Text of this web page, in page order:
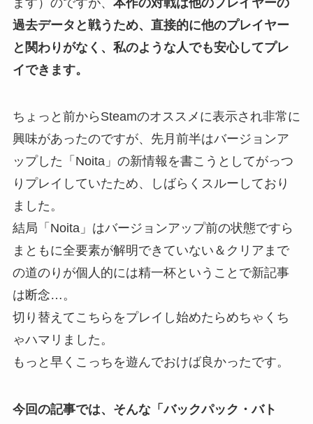
過去データと戦うため、直接的に他のプレイヤー
と関わりがなく、私のような人でも安心してプレ
イできます。
ちょっと前からSteamのオススメに表示され非常に
興味があったのですが、先月前半はバージョンア
ップした「Noita」の新情報を書こうとしてがっつ
りプレイしていたため、しばらくスルーしており
ました。
結局「Noita」はバージョンアップ前の状態ですら
まともに全要素が解明できていない＆クリアまで
の道のりが個人的には精一杯ということで新記事
は断念…。
切り替えてこちらをプレイし始めたらめちゃくち
ゃハマリました。
もっと早くこっちを遊んでおけば良かったです。
今回の記事では、そんな「バックパック・バト